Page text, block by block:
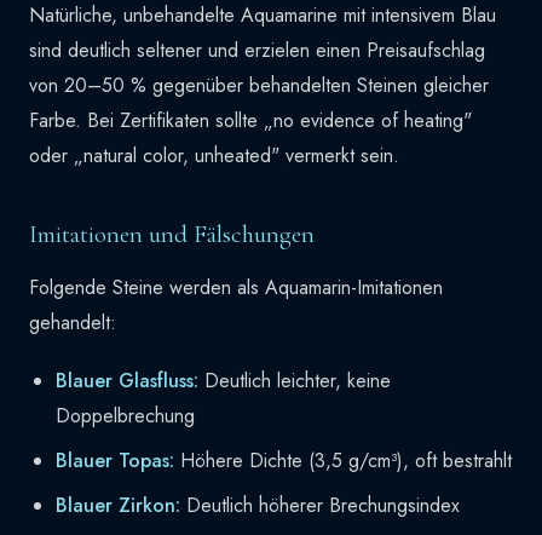
Natürliche, unbehandelte Aquamarine mit intensivem Blau
sind deutlich seltener und erzielen einen Preisaufschlag
von 20–50 % gegenüber behandelten Steinen gleicher
Farbe. Bei Zertifikaten sollte „no evidence of heating"
oder „natural color, unheated" vermerkt sein.
Imitationen und Fälschungen
Folgende Steine werden als Aquamarin-Imitationen
gehandelt:
Blauer Glasfluss: Deutlich leichter, keine
Doppelbrechung
Blauer Topas: Höhere Dichte (3,5 g/cm³), oft bestrahlt
Blauer Zirkon: Deutlich höherer Brechungsindex